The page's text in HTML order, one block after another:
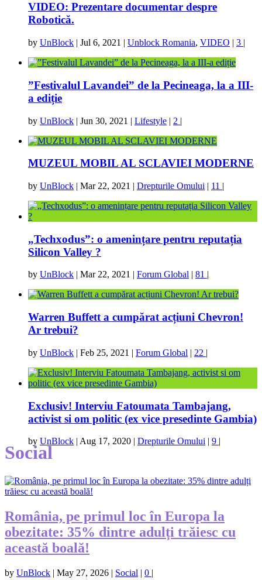
VIDEO: Prezentare documentar despre
Robotică.
by UnBlock | Jul 6, 2021 | Unblock Romania, VIDEO | 3 |
”Festivalul Lavandei” de la Pecineaga, la a III-
a ediție
by UnBlock | Jun 30, 2021 | Lifestyle | 2 |
MUZEUL MOBIL AL SCLAVIEI MODERNE
by UnBlock | Mar 22, 2021 | Drepturile Omului | 11 |
„Techxodus”: o amenințare pentru reputația
Silicon Valley ?
by UnBlock Mar 22, 2021 Forum Global 81
Warren Buffett a cumpărat acțiuni Chevron!
Ar trebui?
by UnBlock | Feb 25, 2021 | Forum Global | 22 |
Exclusiv! Interviu Fatoumata Tambajang,
activist si om politic (ex vice presedinte Gambia)
by UnBlock | Aug 17, 2020 | Drepturile Omului | 9 |
Social
România, pe primul loc în Europa la
obezitate: 35% dintre adulți trăiesc cu
această boală!
by UnBlock | May 27, 2026 | Social | 0 |